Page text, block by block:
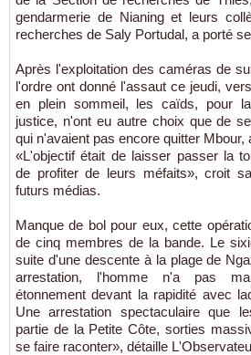
gendarmerie de Nianing et leurs
recherches de Saly Portudal, a porté
Après l'exploitation des caméras de
l'ordre ont donné l'assaut ce jeudi,
en plein sommeil, les caïds, pour
justice, n'ont eu autre choix que de
qui n'avaient pas encore quitter Mbour,
«L'objectif était de laisser passer la
de profiter de leurs méfaits», croit
futurs médias.
Manque de bol pour eux, cette
de cinq membres de la bande. Le
suite d'une descente à la plage de
arrestation, l'homme n'a pas
étonnement devant la rapidité avec
Une arrestation spectaculaire que
partie de la Petite Côte, sorties
se faire raconter», détaille